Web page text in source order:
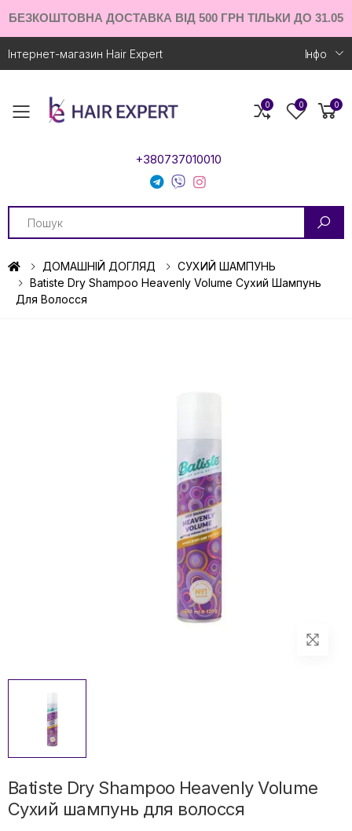
БЕЗКОШТОВНА ДОСТАВКА ВІД 500 ГРН ТІЛЬКИ ДО 31.05
Інтернет-магазин Hair Expert Iнфо
Toggle mobile menu
+380737010010
Search
0 0 0
ДОМАШНІЙ ДОГЛЯД
СУХИЙ ШАМПУНЬ
Batiste Dry Shampoo Heavenly Volume Сухий Шампунь
Для Волосся
Batiste Dry Shampoo Heavenly Volume
Сухий шампунь для волосся